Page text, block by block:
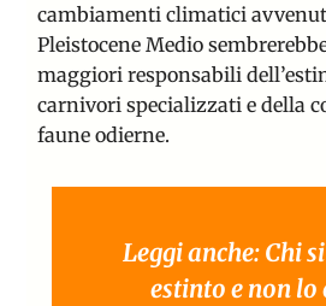
cambiamenti climatici
Pleistocene Medio
maggiori responsabili
carnivori specializzati e della
faune odierne.
Leggi anche: Chi
estinto e non lo